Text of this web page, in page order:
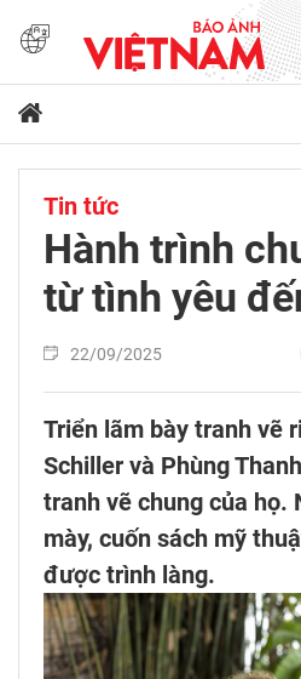
Tin tức
Hành trình
từ tình yêu
22/09/2025
Triển lãm bày tranh vẽ
Schiller và Phùng
tranh vẽ chung của họ.
mày, cuốn sách mỹ
được trình làng.